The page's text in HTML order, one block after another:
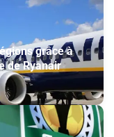
grâce à
de Ryanair